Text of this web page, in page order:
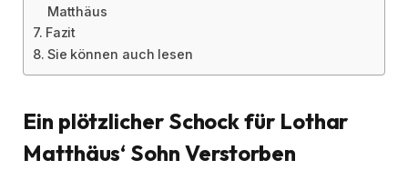
Matthäus
Fazit
Sie können auch lesen
Ein plötzlicher Schock für Lothar
Matthäus‘ Sohn Verstorben